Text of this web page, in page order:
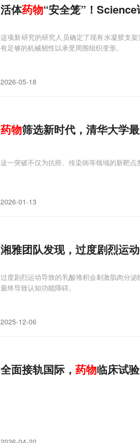
活体药物“安全笼”！Science
这项新研究的研究人员确定了现有水凝胶支
有足够的机械韧性以承受周围组织变形。
2026-05-18
药物筛选新时代，清华大学
这一突破不仅为抗癌、传染病等领域的新靶点
2026-01-13
湘雅团队发现，过度剧烈运
过度剧烈运动导致的乳酸堆积会刺激肌肉分
最终导致认知功能障碍。
2025-12-06
全面接轨国际， 药物临床试